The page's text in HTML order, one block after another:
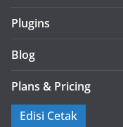
Plugins
Blog
Plans & Pricing
Edisi Cetak